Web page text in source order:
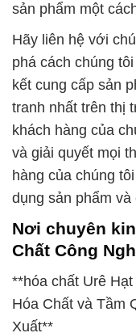
sản phẩm một
Hãy liên hệ với
phá cách chúng
kết cung cấp sản
tranh nhất trên thị
khách hàng của
và giải quyết mọi
hàng của chúng
dụng sản phẩm
Nơi chuyên
Chất Công
**hóa chất Urê
Hóa Chất và Tầm
Xuất**